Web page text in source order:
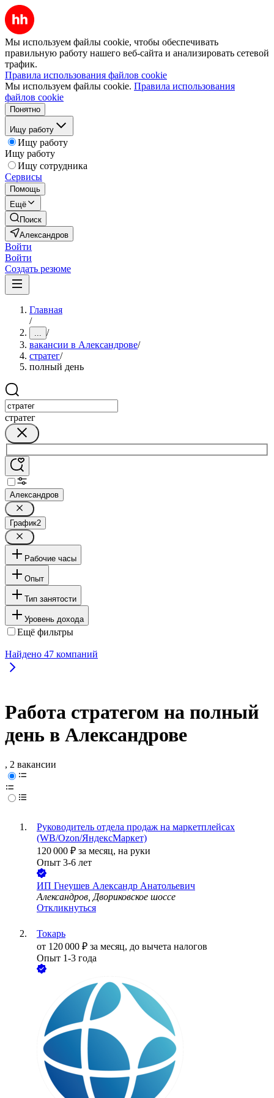
Мы используем файлы cookie, чтобы обеспечивать
правильную работу нашего веб-сайта и анализировать сетевой
трафик.
Правила использования файлов cookie
Мы используем файлы cookie. Правила использования
файлов cookie
Понятно
Ищу работу
Ищу работу
Ищу работу
Ищу сотрудника
Сервисы
Помощь
Ещё
Поиск
Александров
Войти
Войти
Создать резюме
Главная
/
... /
вакансии в Александрове/
стратег/
полный день
стратег
Александров
График2
Рабочие часы
Опыт
Тип занятости
Уровень дохода
Ещё фильтры
Найдено 47 компаний
Работа стратегом на полный
день в Александрове
, 2 вакансии
Руководитель отдела продаж на маркетплейсах
(WB/Ozon/ЯндексМаркет)
120 000 ₽ за месяц, на руки
Опыт 3-6 лет
ИП Гнеушев Александр Анатольевич
Александров, Двориковское шоссе
Откликнуться
Токарь
от 120 000 ₽ за месяц, до вычета налогов
Опыт 1-3 года